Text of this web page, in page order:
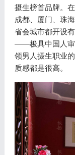
摄生榜首品牌。
成都、厦门、珠
省会城市都开设
——极具中国人审
领男人摄生职业
质感都是很高。